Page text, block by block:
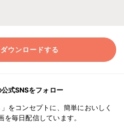
ウンロードする
式SNSをフォロー
をコンセプトに、簡単においしく
を毎日配信しています。